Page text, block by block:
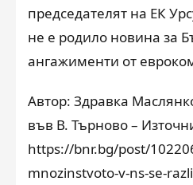
председателят на ЕК
не е родило новина за
ангажименти от
Автор: Здравка
във В. Търново –
https://bnr.bg/post/
mnozinstvoto-v-ns-se-